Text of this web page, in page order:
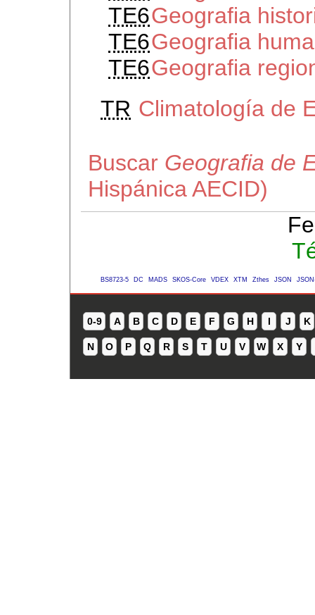
TE6Geografia
TE6Geografia
TE6Geografia
TR Climatología de
Buscar Geografia de
Hispánica AECID)
BS8723-5 DC MADS SKOS-Core VDEX XTM Zthes JSON
0-9 A B C D E F G H I J K
N O P Q R S T U V W X Y